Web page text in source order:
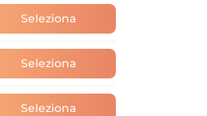
Seleziona
Seleziona
Seleziona